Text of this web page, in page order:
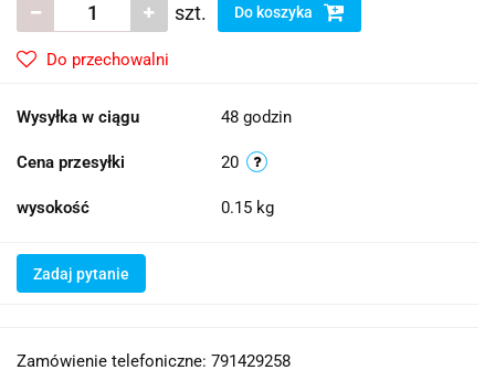
szt. Do koszyka
Do przechowalni
Wysyłka w ciągu 48 godzin
Cena przesyłki 20
wysokość 0.15 kg
Zadaj pytanie
Zamówienie telefoniczne: 791429258